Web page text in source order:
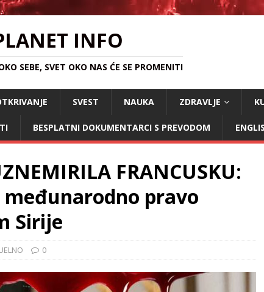
INFO
SEBE, SVET OKO NAS ĆE SE PROMENITI
SVEST NAUKA ZDRAVLJE
BESPLATNI DOKUMENTARCI S PREVODOM
FRANCUSKU:
pravo
Sirije
0